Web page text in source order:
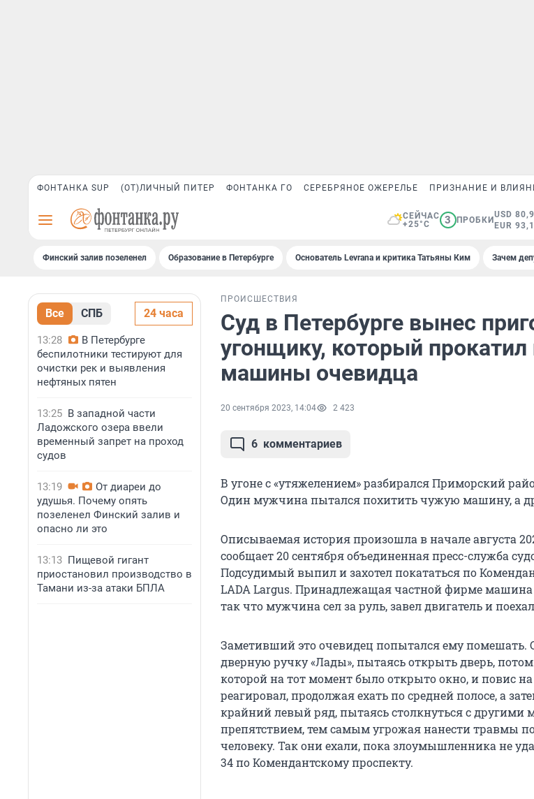
ФОНТАНКА SUP (ОТ)ЛИЧНЫЙ ПИТЕР ФОНТАНКА ГО СЕРЕБРЯНОЕ ОЖЕРЕЛЬЕ ПРИЗНАНИЕ И
СЕЙЧАС
+25°C
3 ПРОБКИ
USD
EUR
Финский залив позеленел Образование в Петербурге Основатель Levrana и критика Татьяны Ким Зачем
Все СПБ 24 часа
13:28
В Петербурге
беспилотники тестируют для
очистки рек и выявления
нефтяных пятен
13:25 В западной части
Ладожского озера ввели
временный запрет на проход
судов
13:19
От диареи до
удушья. Почему опять
позеленел Финский залив и
опасно ли это
13:13 Пищевой гигант
приостановил производство в
Тамани из-за атаки БПЛА
ПРОИСШЕСТВИЯ
Суд в Петербурге вынес
угонщику, который прокатил
машины очевидца
20 сентября 2023, 14:04 2 423
6 комментариев
В угоне с «утяжелением» разбирался Приморский
Один мужчина пытался похитить чужую машину, а
Описываемая история произошла в начале августа
сообщает 20 сентября объединенная пресс-служба
Подсудимый выпил и захотел покататься по
LADA Largus. Принадлежащая частной фирме машина
так что мужчина сел за руль, завел двигатель и
Заметивший это очевидец попытался ему помешать.
дверную ручку «Лады», пытаясь открыть дверь,
которой на тот момент было открыто окно, и повис
реагировал, продолжая ехать по средней полосе, а
крайний левый ряд, пытаясь столкнуться с
препятствием, тем самым угрожая нанести травмы
человеку. Так они ехали, пока злоумышленника не
34 по Комендантскому проспекту.